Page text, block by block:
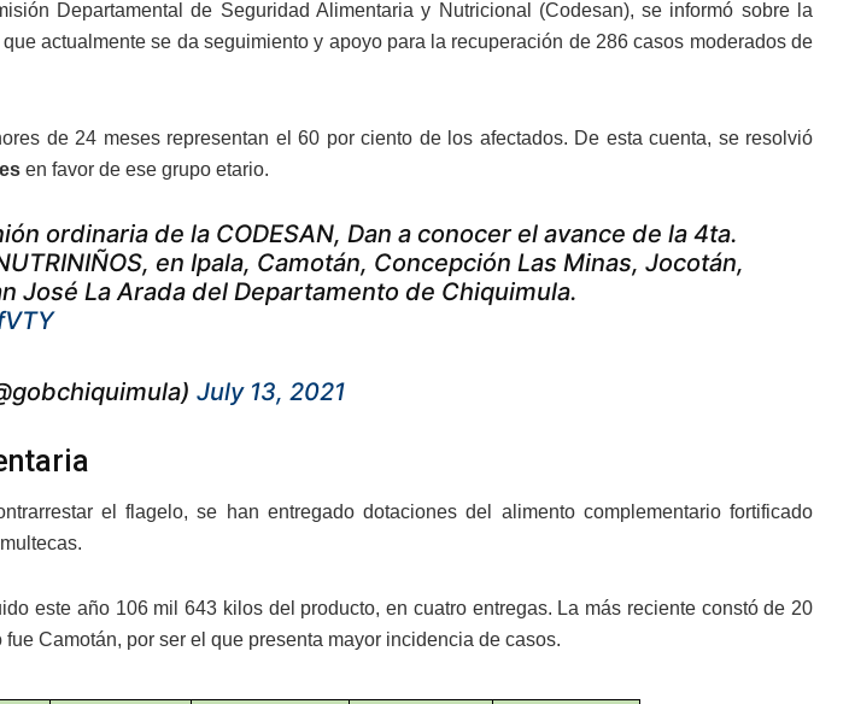
Departamental de Seguridad Alimentaria y Nutricional (Codesan), se informó sobre la
actualmente se da seguimiento y apoyo para la recuperación de 286 casos moderados de
de 24 meses representan el 60 por ciento de los afectados. De esta cuenta, se resolvió
en favor de ese grupo etario.
ordinaria de la CODESAN, Dan a conocer el avance de la 4ta.
en Ipala, Camotán, Concepción Las Minas, Jocotán,
José La Arada del Departamento de Chiquimula.
July 13, 2021
el flagelo, se han entregado dotaciones del alimento complementario fortificado
este año 106 mil 643 kilos del producto, en cuatro entregas. La más reciente constó de 20
Camotán, por ser el que presenta mayor incidencia de casos.